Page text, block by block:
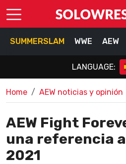
SUMMERSLAM WWE AEW
LANGUAGE:
Home AEW noticias y opinión
AEW Fight
una referencia
2021